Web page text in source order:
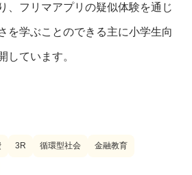
、フリマアプリの疑似体験を通じ
を学ぶことのできる主に小学生向
しています。
3R 循環型社会 金融教育